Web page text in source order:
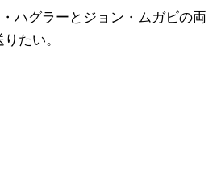
ハグラーとジョン・ムガビの両
たい。